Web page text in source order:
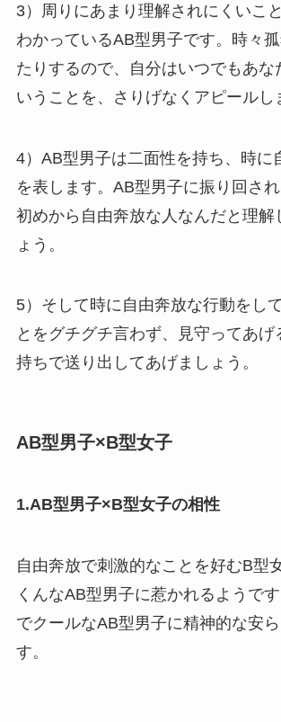
3）周りにあまり理解されにくいこ
わかっているAB型男子です。時々
たりするので、自分はいつでもあな
いうことを、さりげなくアピールし
4）AB型男子は二面性を持ち、時に
を表します。AB型男子に振り回され
初めから自由奔放な人なんだと理解
ょう。
5）そして時に自由奔放な行動をし
とをグチグチ言わず、見守ってあげ
持ちで送り出してあげましょう。
AB型男子×B型女子
1.AB型男子×B型女子の相性
自由奔放で刺激的なことを好むB型
くんなAB型男子に惹かれるようで
でクールなAB型男子に精神的な安
す。